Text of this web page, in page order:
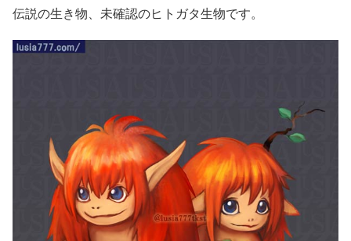
伝説の生き物、未確認のヒトガタ生物です。